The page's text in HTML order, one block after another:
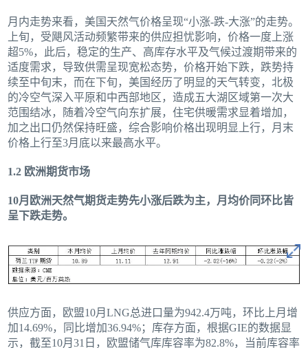
月内走势来看，美国天然气价格呈现“小涨-跌-大涨”的走势。
上旬，受飓风活动频繁带来的供应担忧影响，价格一度上涨
超5%，此后，稳定的生产、高库存水平及气候过渡期带来的
适度需求，导致供需呈现宽松态势，价格开始下跌，跌势持
续至中旬末，而在下旬，美国经历了明显的天气转变，北极
的冷空气深入平原和中西部地区，造成五大湖区域第一次大
范围结冰，随着冷空气向东扩展，住宅供暖需求显着增加，
加之出口仍然保持旺盛，综合影响价格出现明显上行，月末
价格上行至3月底以来最高水平。
1.2 欧洲期货市场
10月欧洲天然气期货走势先小涨后跌为主，月均价同环比皆
呈下跌走势。
供应方面，欧盟10月LNG总进口量为942.4万吨，环比上月增
加14.69%，同比增加36.94%；库存方面，根据GIE的数据显
示，截至10月31日，欧盟储气库库容率为82.8%，当前库容率